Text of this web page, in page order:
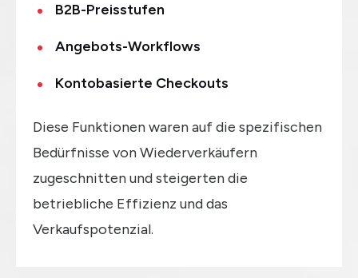
B2B-Preisstufen
Angebots-Workflows
Kontobasierte Checkouts
Diese Funktionen waren auf die spezifischen
Bedürfnisse von Wiederverkäufern
zugeschnitten und steigerten die
betriebliche Effizienz und das
Verkaufspotenzial.